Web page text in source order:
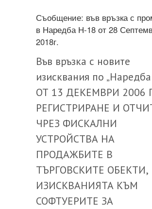
Съобщение: във връзка с
в Наредба Н-18 от 28
2018г.
Във връзка с новите
изисквания по
ОТ 13 ДЕКЕМВРИ 2006
РЕГИСТРИРАНЕ И
ЧРЕЗ ФИСКАЛНИ
УСТРОЙСТВА НА
ПРОДАЖБИТЕ В
ТЪРГОВСКИТЕ ОБЕКТИ,
ИЗИСКВАНИЯТА КЪМ
СОФТУЕРИТЕ ЗА